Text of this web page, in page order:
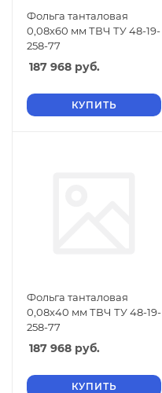
Фольга танталовая
0,08х60 мм ТВЧ ТУ 48-19-
258-77
187 968 руб.
КУПИТЬ
Фольга танталовая
0,08х40 мм ТВЧ ТУ 48-19-
258-77
187 968 руб.
КУПИТЬ